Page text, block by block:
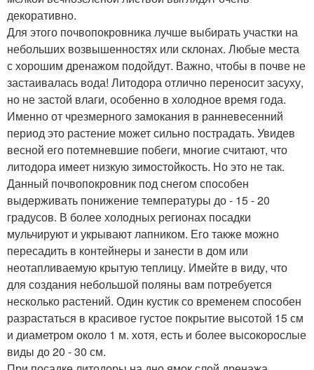
декоративно.
Для этого почвопокровника лучше выбирать участки на
небольших возвышенностях или склонах. Любые места
с хорошим дренажом подойдут. Важно, чтобы в почве не
застаивалась вода! Литодора отлично переносит засуху,
но не застой влаги, особенно в холодное время года.
Именно от чрезмерного замокания в ранневесенний
период это растение может сильно пострадать. Увидев
весной его потемневшие побеги, многие считают, что
литодора имеет низкую зимостойкость. Но это не так.
Данный почвопокровник под снегом способен
выдерживать понижение температуры до - 15 - 20
градусов. В более холодных регионах посадки
мульчируют и укрывают лапником. Его также можно
пересадить в контейнеры и занести в дом или
неотапливаемую крытую теплицу. Имейте в виду, что
для создания небольшой поляны вам потребуется
несколько растений. Один кустик со временем способен
разрастаться в красивое густое покрытие высотой 15 см
и диаметром около 1 м. хотя, есть и более высокорослые
виды до 20 - 30 см.